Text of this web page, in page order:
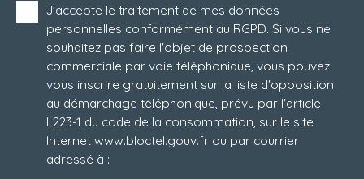
J'accepte le traitement de mes données
personnelles conformément au RGPD. Si vous ne
souhaitez pas faire l'objet de prospection
commerciale par voie téléphonique, vous pouvez
vous inscrire gratuitement sur la liste d'opposition
au démarchage téléphonique, prévu par l'article
L223-1 du code de la consommation, sur le site
Internet www.bloctel.gouv.fr ou par courrier
adressé à :